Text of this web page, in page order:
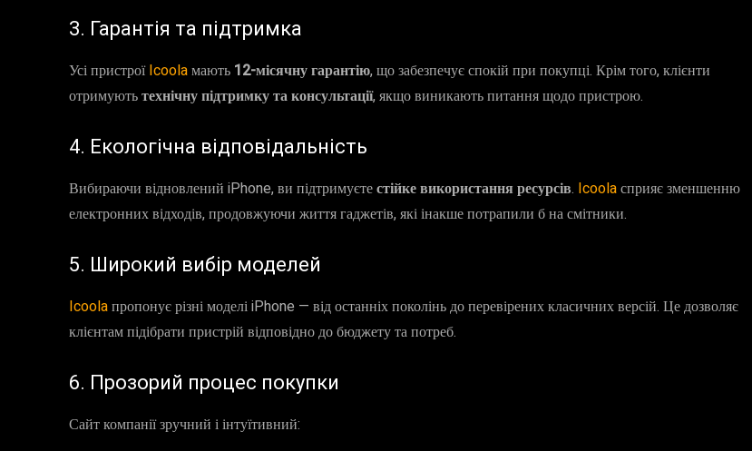
3. Гарантія та підтримка
Усі пристроїIcoolaмають 12-місячну гарантію, що забезпечує спокій при покупці. Крім того, клієнти
отримуютьтехнічну підтримку та консультації, якщо виникають питання щодо пристрою.
4. Екологічна відповідальність
Вибираючи відновлений iPhone, ви підтримуєтестійке використання ресурсів. Icoolaсприяє зменшенню
електронних відходів, продовжуючи життя гаджетів, які інакше потрапили б на смітники.
5. Широкий вибір моделей
Icoolaпропонує різні моделі iPhone — від останніх поколінь до перевірених класичних версій. Це дозволяє
клієнтам підібрати пристрій відповідно до бюджету та потреб.
6. Прозорий процес покупки
Сайт компанії зручний і інтуїтивний: